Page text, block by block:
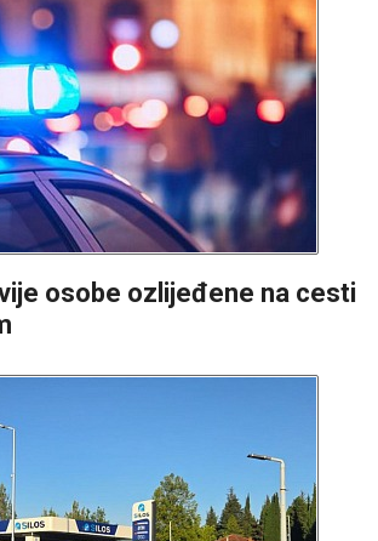
osobe ozlijeđene na cesti